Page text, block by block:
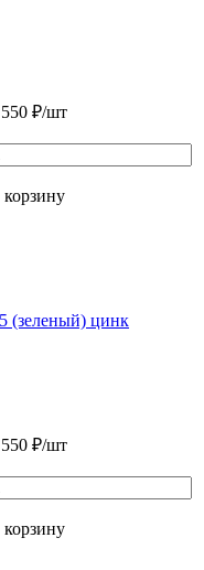
₽/шт
(зеленый) цинк
₽/шт